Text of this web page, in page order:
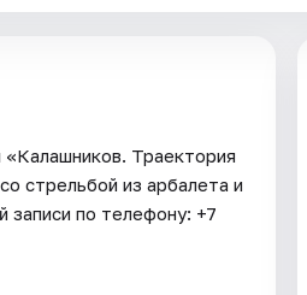
«Калашников. Траектория
стрельбой из арбалета и
записи по телефону: +7